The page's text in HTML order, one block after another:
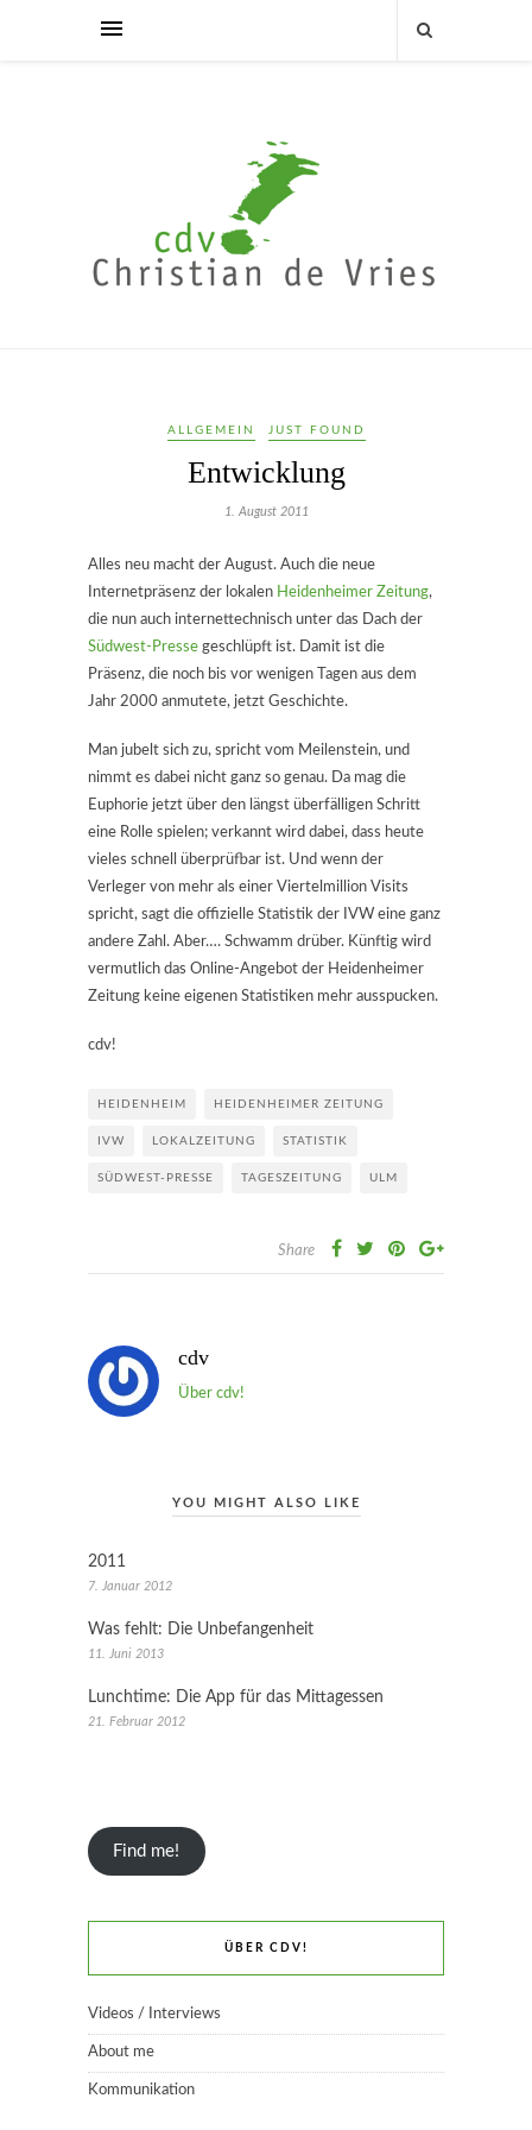
ALLGEMEIN JUST FOUND
Entwicklung
1. August 2011
Alles neu macht der August. Auch die neue
Internetpräsenz der lokalen Heidenheimer Zeitung,
die nun auch internettechnisch unter das Dach der
Südwest-Presse geschlüpft ist. Damit ist die
Präsenz, die noch bis vor wenigen Tagen aus dem
Jahr 2000 anmutete, jetzt Geschichte.
Man jubelt sich zu, spricht vom Meilenstein, und
nimmt es dabei nicht ganz so genau. Da mag die
Euphorie jetzt über den längst überfälligen Schritt
eine Rolle spielen; verkannt wird dabei, dass heute
vieles schnell überprüfbar ist. Und wenn der
Verleger von mehr als einer Viertelmillion Visits
spricht, sagt die offizielle Statistik der IVW eine ganz
andere Zahl. Aber…. Schwamm drüber. Künftig wird
vermutlich das Online-Angebot der Heidenheimer
Zeitung keine eigenen Statistiken mehr ausspucken.
cdv!
HEIDENHEIM HEIDENHEIMER ZEITUNG
IVW LOKALZEITUNG STATISTIK
SÜDWEST-PRESSE TAGESZEITUNG ULM
Share
cdv
Über cdv!
YOU MIGHT ALSO LIKE
2011
7. Januar 2012
Was fehlt: Die Unbefangenheit
11. Juni 2013
Lunchtime: Die App für das Mittagessen
21. Februar 2012
Find me!
ÜBER CDV!
Videos / Interviews
About me
Kommunikation